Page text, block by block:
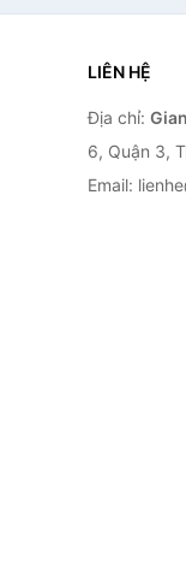
LIÊN HỆ
Địa chỉ:
6, Quận 3,
Email: